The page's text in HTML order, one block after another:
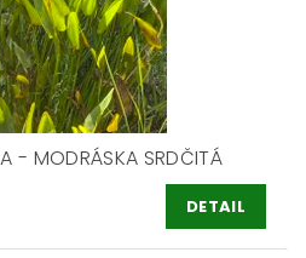
- MODRÁSKA SRDČITÁ
DETAIL